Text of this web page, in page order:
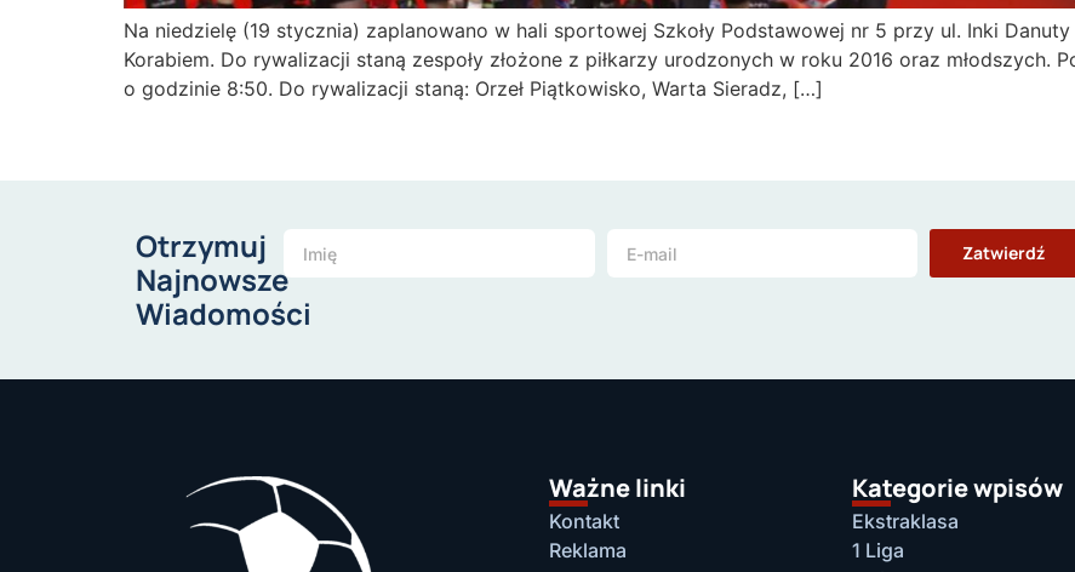
Na niedzielę (19 stycznia) zaplanowano w hali sportowej Szkoły Podstawowej nr 5 przy ul. Inki
Korabiem. Do rywalizacji staną zespoły złożone z piłkarzy urodzonych w roku 2016 oraz młodszych.
o godzinie 8:50. Do rywalizacji staną: Orzeł Piątkowisko, Warta Sieradz, […]
Otrzymuj
Najnowsze
Wiadomości
Zatwierdź
Ważne linki
Kontakt
Reklama
Kategorie wpisów
Ekstraklasa
1 Liga